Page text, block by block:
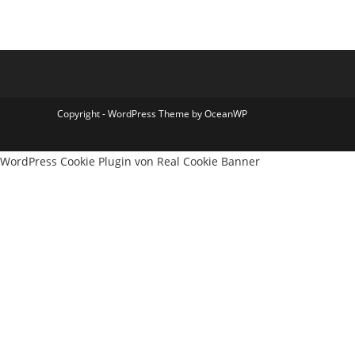
Copyright - WordPress Theme by OceanWP
WordPress Cookie Plugin von Real Cookie Banner